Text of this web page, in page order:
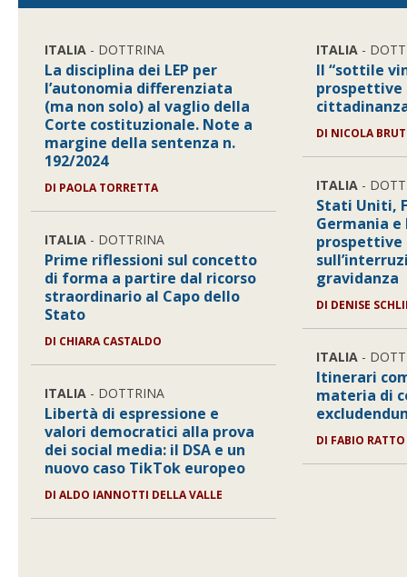
ITALIA - DOTTRINA
La disciplina dei LEP per
l’autonomia differenziata
(ma non solo) al vaglio della
Corte costituzionale. Note a
margine della sentenza n.
192/2024
DI PAOLA TORRETTA
ITALIA - DOTTRINA
Prime riflessioni sul concetto
di forma a partire dal ricorso
straordinario al Capo dello
Stato
DI CHIARA CASTALDO
ITALIA - DOTTRINA
Libertà di espressione e
valori democratici alla prova
dei social media: il DSA e un
nuovo caso TikTok europeo
DIALDO IANNOTTI DELLA VALLE
ITALIA -
Il “sottile
prospettive
DI NICOLA
ITALIA -
Stati Uniti,
Germania
prospettive
gravidanza
DI DENISE
ITALIA -
Itinerari
materia di
DI FABIO